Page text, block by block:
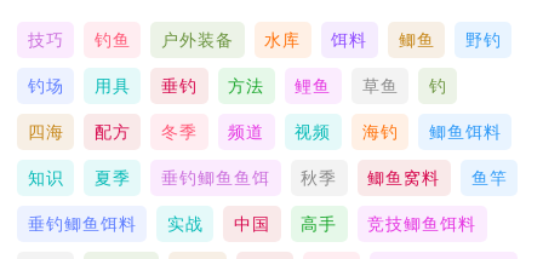
技巧 钓鱼 户外装备 水库 饵料 鲫鱼 野钓
钓场 用具 垂钓 方法 鲤鱼 草鱼 钓
四海 配方 冬季 频道 视频 海钓 鲫鱼饵料
知识 夏季 垂钓鲫鱼鱼饵 秋季 鲫鱼窝料 鱼竿
垂钓鲫鱼饵料 实战 中国 高手 竞技鲫鱼饵料